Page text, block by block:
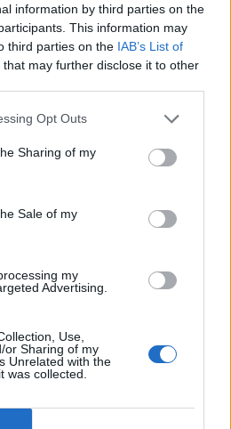
information by third parties on the
This information may
third parties on the IAB’s List of
that may further disclose it to other
Opt Outs
Sharing of my
Sale of my
my
Advertising.
Use,
or Sharing of my
Unrelated with the
was collected.
προσώπου, συνδυάζοντας
και 5 τύπους παλμών T-
των μυών του προσώπου